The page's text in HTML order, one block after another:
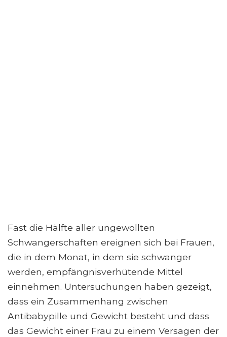
Fast die Hälfte aller ungewollten
Schwangerschaften ereignen sich bei Frauen,
die in dem Monat, in dem sie schwanger
werden, empfängnisverhütende Mittel
einnehmen. Untersuchungen haben gezeigt,
dass ein Zusammenhang zwischen
Antibabypille und Gewicht besteht und dass
das Gewicht einer Frau zu einem Versagen der